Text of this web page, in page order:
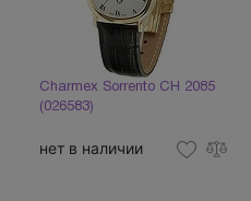
Charmex Sorrento CH 2085
(026583)
нет в наличии